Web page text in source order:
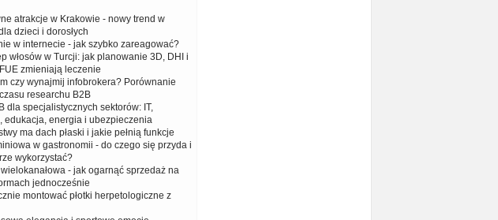
atrakcje w Krakowie - nowy trend w
dzieci i dorosłych
w internecie - jak szybko zareagować?
włosów w Turcji: jak planowanie 3D, DHI i
zmieniają leczenie
czy wynajmij infobrokera? Porównanie
researchu B2B
dla specjalistycznych sektorów: IT,
edukacja, energia i ubezpieczenia
ma dach płaski i jakie pełnią funkcje
w gastronomii - do czego się przyda i
wykorzystać?
- jak ogarnąć sprzedaż na
jednocześnie
montować płotki herpetologiczne z